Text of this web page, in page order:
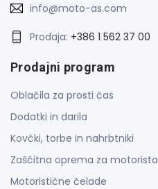
info@moto-as.com
Prodaja: +386 1 562 37 00
Prodajni program
Oblačila za prosti čas
Dodatki in darila
Kovčki, torbe in nahrbtniki
Zaščitna oprema za motorista
Motoristične čelade